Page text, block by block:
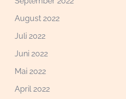
August 2022
Juli 2022
Juni 2022
Mai 2022
April 2022